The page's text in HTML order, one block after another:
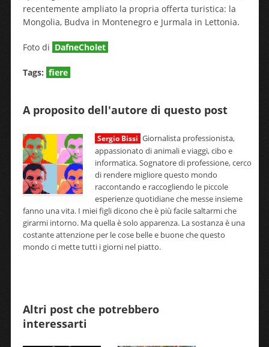
recentemente ampliato la propria offerta turistica: la
Mongolia, Budva in Montenegro e Jurmala in Lettonia.
Foto di DafneCholet
Tags: fiere
A proposito dell'autore di questo post
Sergio Bissi Giornalista professionista,
appassionato di animali e viaggi, cibo e
informatica. Sognatore di professione, cerco
di rendere migliore questo mondo
raccontando e raccogliendo le piccole
esperienze quotidiane che messe insieme
fanno una vita. I miei figli dicono che è più facile saltarmi che
girarmi intorno. Ma quella è solo apparenza. La sostanza è una
costante attenzione per le cose belle e buone che questo
mondo ci mette tutti i giorni nel piatto.
Altri post che potrebbero
interessarti